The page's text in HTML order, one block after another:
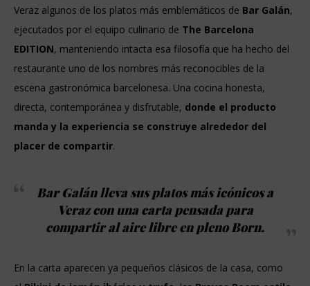
Veraz algunos de los platos más emblemáticos de Bar Galán,
ejecutados por el equipo culinario de The Barcelona
EDITION, manteniendo intacta esa filosofía que ha hecho del
restaurante uno de los nombres más reconocibles de la
escena gastronómica barcelonesa. Una cocina honesta,
directa, contemporánea y disfrutable, donde el producto
manda y la experiencia se construye alrededor del
placer de compartir.
Bar Galán lleva sus platos más icónicos a
Veraz con una carta pensada para
compartir al aire libre en pleno Born.
En la carta aparecen ya pequeños clásicos de la casa, como